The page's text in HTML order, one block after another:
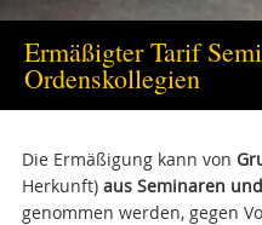
Ermäßigter Tarif
Ordenskollegien
Die Ermäßigung kann von
Herkunft) aus Seminaren
genommen werden, gegen